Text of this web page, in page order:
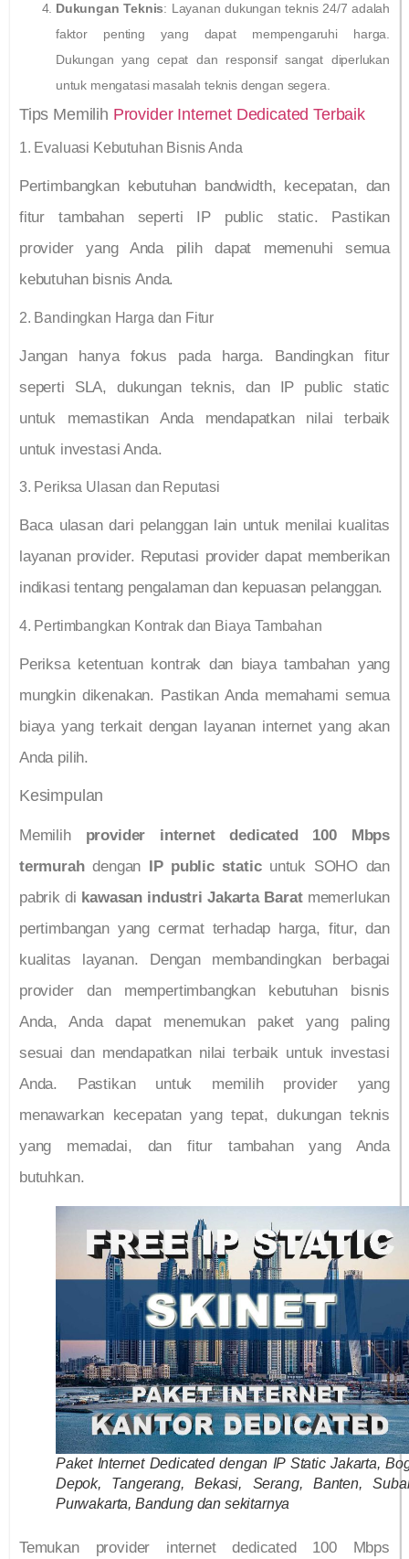
Dukungan Teknis: Layanan dukungan teknis 24/7 adalah
faktor penting yang dapat mempengaruhi harga.
Dukungan yang cepat dan responsif sangat diperlukan
untuk mengatasi masalah teknis dengan segera.
Tips Memilih Provider Internet Dedicated Terbaik
1. Evaluasi Kebutuhan Bisnis Anda
Pertimbangkan kebutuhan bandwidth, kecepatan, dan
fitur tambahan seperti IP public static. Pastikan
provider yang Anda pilih dapat memenuhi semua
kebutuhan bisnis Anda.
2. Bandingkan Harga dan Fitur
Jangan hanya fokus pada harga. Bandingkan fitur
seperti SLA, dukungan teknis, dan IP public static
untuk memastikan Anda mendapatkan nilai terbaik
untuk investasi Anda.
3. Periksa Ulasan dan Reputasi
Baca ulasan dari pelanggan lain untuk menilai kualitas
layanan provider. Reputasi provider dapat memberikan
indikasi tentang pengalaman dan kepuasan pelanggan.
4. Pertimbangkan Kontrak dan Biaya Tambahan
Periksa ketentuan kontrak dan biaya tambahan yang
mungkin dikenakan. Pastikan Anda memahami semua
biaya yang terkait dengan layanan internet yang akan
Anda pilih.
Kesimpulan
Memilih provider internet dedicated 100 Mbps
termurahdengan IP public staticuntuk SOHO dan
pabrik di kawasan industri Jakarta Baratmemerlukan
pertimbangan yang cermat terhadap harga, fitur, dan
kualitas layanan. Dengan membandingkan berbagai
provider dan mempertimbangkan kebutuhan bisnis
Anda, Anda dapat menemukan paket yang paling
sesuai dan mendapatkan nilai terbaik untuk investasi
Anda. Pastikan untuk memilih provider yang
menawarkan kecepatan yang tepat, dukungan teknis
yang memadai, dan fitur tambahan yang Anda
butuhkan.
Paket Internet Dedicated dengan IP Static Jakarta,
Depok, Tangerang, Bekasi, Serang, Banten,
Purwakarta, Bandung dan sekitarnya
Temukan provider internet dedicated 100 Mbps